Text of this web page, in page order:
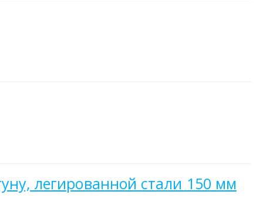
легированной стали 150 мм